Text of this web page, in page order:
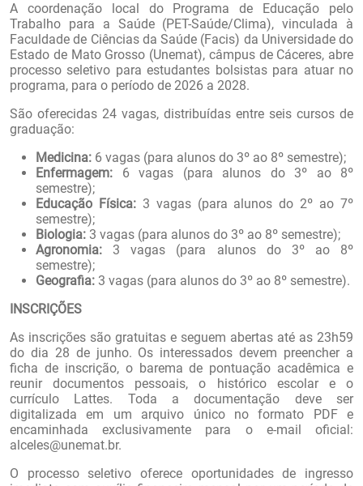
A coordenação local do Programa de Educação pelo
Trabalho para a Saúde (PET-Saúde/Clima), vinculada à
Faculdade de Ciências da Saúde (Facis) da Universidade do
Estado de Mato Grosso (Unemat), câmpus de Cáceres, abre
processo seletivo para estudantes bolsistas para atuar no
programa, para o período de 2026 a 2028.
São oferecidas 24 vagas, distribuídas entre seis cursos de
graduação:
Medicina: 6 vagas (para alunos do 3º ao 8º semestre);
Enfermagem: 6 vagas (para alunos do 3º ao 8º
semestre);
Educação Física:3 vagas (para alunos do 2º ao 7º
semestre);
Biologia: 3 vagas (para alunos do 3º ao 8º semestre);
Agronomia: 3 vagas (para alunos do 3º ao 8º
semestre);
Geografia: 3 vagas (para alunos do 3º ao 8º semestre).
INSCRIÇÕES
As inscrições são gratuitas e seguem abertas até as 23h59
do dia 28 de junho. Os interessados devem preencher a
ficha de inscrição, o barema de pontuação acadêmica e
reunir documentos pessoais, o histórico escolar e o
currículo Lattes. Toda a documentação deve ser
digitalizada em um arquivo único no formato PDF e
encaminhada exclusivamente para o e-mail oficial:
alceles@unemat.br.
O processo seletivo oferece oportunidades de ingresso